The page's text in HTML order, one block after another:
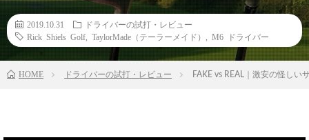
2019.10.31
ドライバーの試打・レビュー
Rick Shiels Golf
TaylorMade（テーラーメイド） M6 ドライバー
HOME ドライバーの試打・レビュー FAKE vs REAL｜激安の怪し